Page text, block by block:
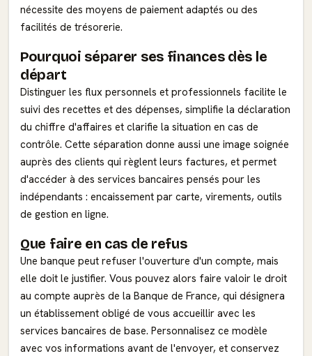
nécessite des moyens de paiement adaptés ou des
facilités de trésorerie.
Pourquoi séparer ses finances dès le
départ
Distinguer les flux personnels et professionnels facilite le
suivi des recettes et des dépenses, simplifie la déclaration
du chiffre d'affaires et clarifie la situation en cas de
contrôle. Cette séparation donne aussi une image soignée
auprès des clients qui règlent leurs factures, et permet
d'accéder à des services bancaires pensés pour les
indépendants : encaissement par carte, virements, outils
de gestion en ligne.
Que faire en cas de refus
Une banque peut refuser l'ouverture d'un compte, mais
elle doit le justifier. Vous pouvez alors faire valoir le droit
au compte auprès de la Banque de France, qui désignera
un établissement obligé de vous accueillir avec les
services bancaires de base. Personnalisez ce modèle
avec vos informations avant de l'envoyer, et conservez